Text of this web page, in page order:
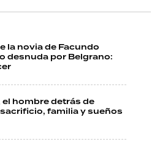
la novia de Facundo
desnuda por Belgrano:
hombre detrás de
familia y sueños